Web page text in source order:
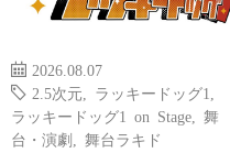
2026.08.07
2.5次元
ラッキードッグ1
ラッキードッグ1 on Stage
舞
台・演劇
舞台ラキド